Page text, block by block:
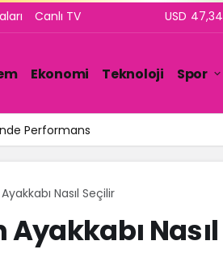
Canlı TV USD 47,34
Ekonomi Teknoloji Spor
Performans
Nasıl Seçilir
Nasıl